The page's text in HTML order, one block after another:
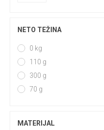
NETO TEŽINA
0 kg
110 g
300 g
70 g
MATERIJAL